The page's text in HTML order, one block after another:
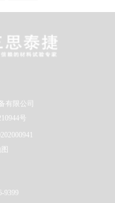
有限公司
号
9399